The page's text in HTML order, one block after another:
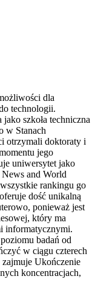
dla
technologii.
jako szkoła techniczna
w Stanach
otrzymali doktoraty i
jego
uniwersytet jako
and World
rankingu go
dość unikalną
ponieważ jest
który ma
informatycznymi.
badań od
w ciągu czterech
Ukończenie
koncentracjach,